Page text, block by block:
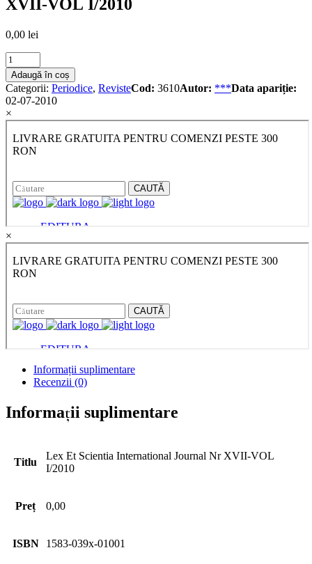
XVII-VOL I/2010
0,00 lei
Lex
Et
Scientia
International
Journal
Nr
XVII-
VOL
I/2010
Adaugă în coș
Categorii: Periodice, RevisteCod: 3610Autor: ***Data apariție:
02-07-2010
×
×
Informații suplimentare
Recenzii (0)
Informații suplimentare
Titlu
Lex Et Scientia International Journal Nr XVII-VOL
I/2010
Preț 0,00
ISBN 1583-039x-01001